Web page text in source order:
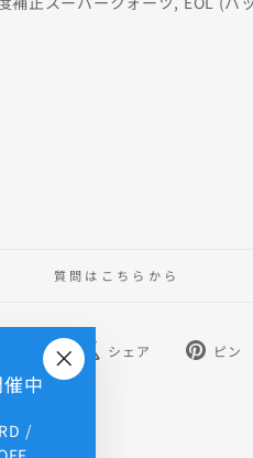
中
/
"閉
質問はこちらから
シェア
Facebook
で
シェア ピン